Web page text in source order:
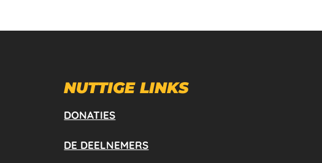
NUTTIGE LINKS
DONATIES
DE DEELNEMERS